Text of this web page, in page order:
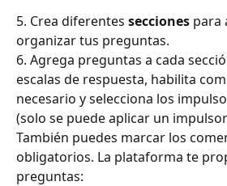
5. Crea diferentes secciones para
organizar tus preguntas.
6. Agrega preguntas a cada
escalas de respuesta, habilita
necesario y selecciona los
(solo se puede aplicar un
También puedes marcar los
obligatorios. La plataforma te
preguntas: